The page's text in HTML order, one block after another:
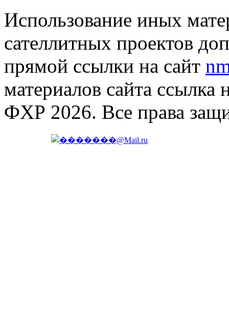
Использование иных
сателлитных проектов
прямой ссылки на сайт
материалов сайта ссылка
ФХР 2026. Все права